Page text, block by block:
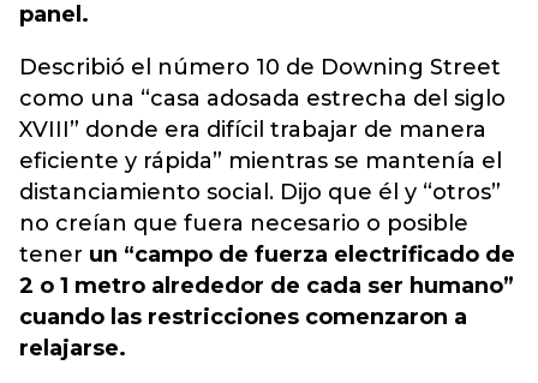
panel.
Describió el número 10 de Downing Street
como una “casa adosada estrecha del siglo
XVIII” donde era difícil trabajar de manera
eficiente y rápida” mientras se mantenía el
distanciamiento social. Dijo que él y “otros”
no creían que fuera necesario o posible
tener un “campo de fuerza electrificado de
2 o 1 metro alrededor de cada ser humano”
cuando las restricciones comenzaron a
relajarse.